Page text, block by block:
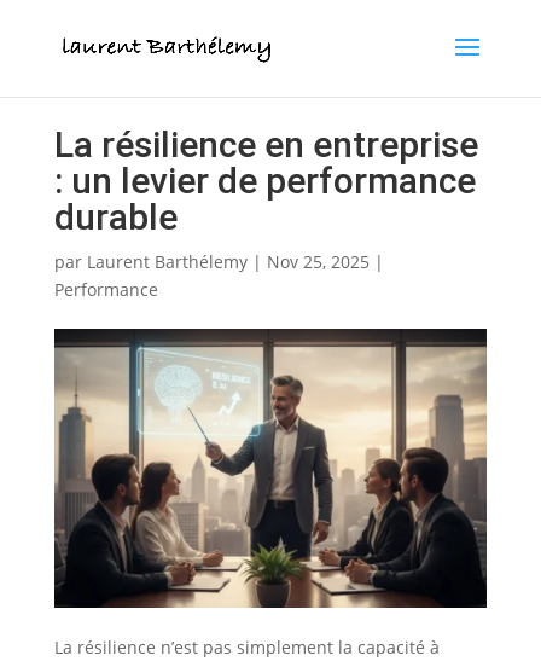
votre QI. Testez votre QE gratuitement.
La résilience en entreprise
: un levier de performance
durable
par Laurent Barthélemy| Nov 25, 2025 |
Performance
La résilience n’est pas simplement la capacité à